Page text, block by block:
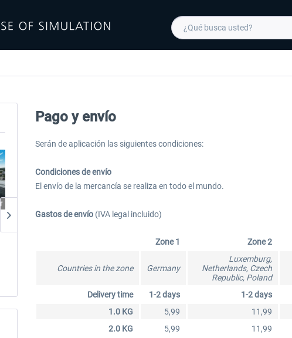
36,29 € *
Pago y envío
Serán de aplicación las siguientes condiciones:
Condiciones de envío
El envío de la mercancía se realiza en todo el mundo.
Gastos de envío (IVA legal incluido)
Zone 1 Zone 2
Countries in the zone Germany
Luxemburg,
Netherlands, Czech
Republic, Poland
Delivery time
1-2 days 1-2 days
1.0 KG
5,99 11,99
2.0 KG
5,99 11,99